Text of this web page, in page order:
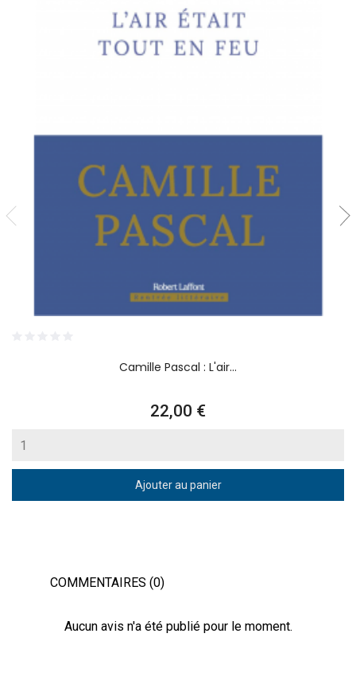
Camille Pascal : L'air...
Prix
22,00 €
Ajouter au panier
COMMENTAIRES (0)
Aucun avis n'a été publié pour le moment.